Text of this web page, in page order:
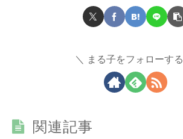
まる子をフォローする
関連記事